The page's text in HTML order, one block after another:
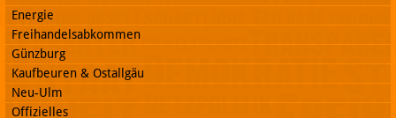
Energie
Freihandelsabkommen
Günzburg
Kaufbeuren & Ostallgäu
Neu-Ulm
Offizielles